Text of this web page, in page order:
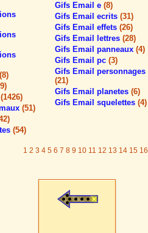
(8)
(1426)
(51)
(54)
Gifs Email e (8)
Gifs Email ecrits (31)
Gifs Email effets (26)
Gifs Email lettres (28)
Gifs Email panneaux (4)
Gifs Email pc (3)
Gifs Email personnages
(21)
Gifs Email planetes (6)
Gifs Email squelettes (4)
1 2 3 4 5 6 7 8 9 10 11 12 13 14 15 16